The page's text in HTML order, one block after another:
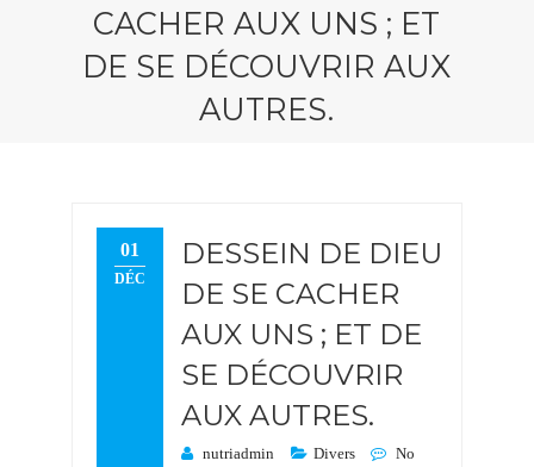
CACHER AUX UNS ; ET
DE SE DÉCOUVRIR AUX
AUTRES.
01
DÉC
DESSEIN DE DIEU
DE SE CACHER
AUX UNS ; ET DE
SE DÉCOUVRIR
AUX AUTRES.
nutriadmin Divers
No